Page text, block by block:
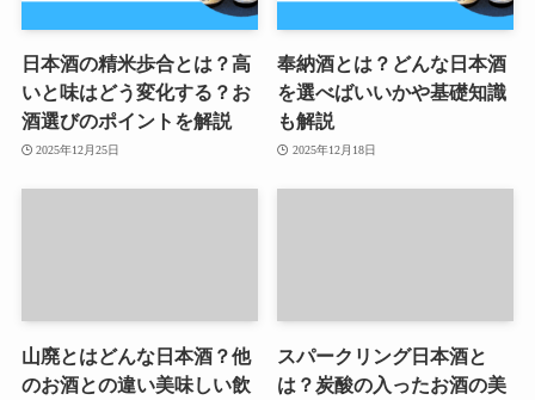
日本酒の精米歩合とは？高
いと味はどう変化する？お
酒選びのポイントを解説
2025年12月25日
奉納酒とは？どんな日本酒
を選べばいいかや基礎知識
も解説
2025年12月18日
山廃とはどんな日本酒？他
のお酒との違い美味しい飲
スパークリング日本酒と
は？炭酸の入ったお酒の美